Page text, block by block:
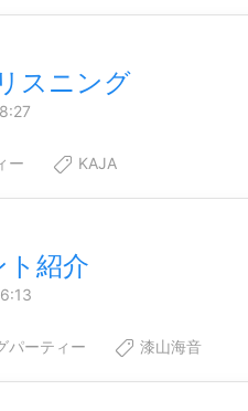
スニング
ー KAJA
ト紹介
パーティー 漆山海音